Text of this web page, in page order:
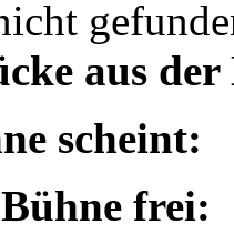
aus der
scheint:
frei: